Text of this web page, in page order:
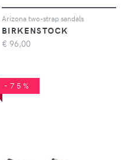
Arizona two-strap sandals
BIRKENSTOCK
€ 96,00
-75%